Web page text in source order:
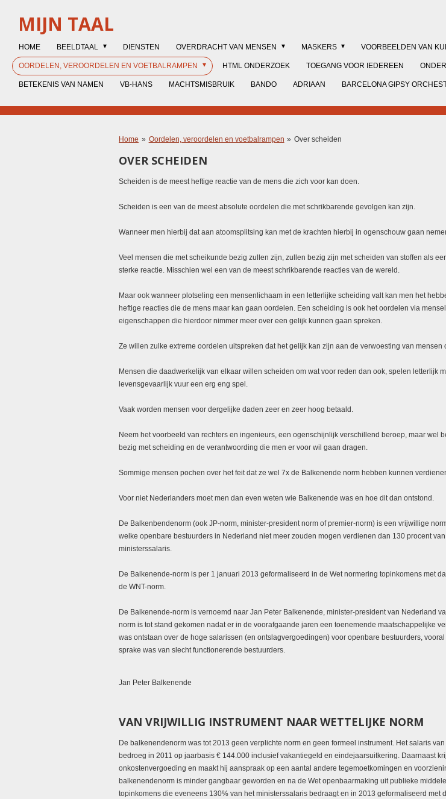
direct
hoofdinhoud
MIJN TAAL
HOME BEELDTAAL DIENSTEN OVERDRACHT VAN MENSEN MASKERS VOORBEELDEN VAN
OORDELEN, VEROORDELEN EN VOETBALRAMPEN HTML ONDERZOEK TOEGANG VOOR IEDEREEN
BETEKENIS VAN NAMEN VB-HANS MACHTSMISBRUIK BANDO ADRIAAN BARCELONA GIPSY
Home » Oordelen, veroordelen en voetbalrampen » Over scheiden
OVER SCHEIDEN
Scheiden is de meest heftige reactie van de mens die zich voor kan doen.
Scheiden is een van de meest absolute oordelen die met schrikbarende gevolgen kan zijn.
Wanneer men hierbij dat aan atoomsplitsing kan met de krachten hierbij in ogenschouw gaan
Veel mensen die met scheikunde bezig zullen zijn, zullen bezig zijn met scheiden van stoffen als
sterke reactie. Misschien wel een van de meest schrikbarende reacties van de wereld.
Maar ook wanneer plotseling een mensenlichaam in een letterlijke scheiding valt kan men het
heftige reacties die de mens maar kan gaan oordelen. Een scheiding is ook het oordelen via
eigenschappen die hierdoor nimmer meer over een gelijk kunnen gaan spreken.
Ze willen zulke extreme oordelen uitspreken dat het gelijk kan zijn aan de verwoesting van mensen
Mensen die daadwerkelijk van elkaar willen scheiden om wat voor reden dan ook, spelen letterlijk
levensgevaarlijk vuur een erg eng spel.
Vaak worden mensen voor dergelijke daden zeer en zeer hoog betaald.
Neem het voorbeeld van rechters en ingenieurs, een ogenschijnlijk verschillend beroep, maar wel
bezig met scheiding en de verantwoording die men er voor wil gaan dragen.
Sommige mensen pochen over het feit dat ze wel 7x de Balkenende norm hebben kunnen
Voor niet Nederlanders moet men dan even weten wie Balkenende was en hoe dit dan ontstond.
De Balkenbendenorm (ook JP-norm, minister-president norm of premier-norm) is een vrijwillige
welke openbare bestuurders in Nederland niet meer zouden mogen verdienen dan 130 procent
ministerssalaris.
De Balkenende-norm is per 1 januari 2013 geformaliseerd in de Wet normering topinkomens met
de WNT-norm.
De Balkenende-norm is vernoemd naar Jan Peter Balkenende, minister-president van Nederland
norm is tot stand gekomen nadat er in de voorafgaande jaren een toenemende maatschappelijke
was ontstaan over de hoge salarissen (en ontslagvergoedingen) voor openbare bestuurders,
sprake was van slecht functionerende bestuurders.
Jan Peter Balkenende
VAN VRIJWILLIG INSTRUMENT NAAR WETTELIJKE NORM
De balkenendenorm was tot 2013 geen verplichte norm en geen formeel instrument. Het salaris
bedroeg in 2011 op jaarbasis € 144.000 inclusief vakantiegeld en eindejaarsuitkering. Daarnaast
onkostenvergoeding en maakt hij aanspraak op een aantal andere tegemoetkomingen en
balkenendenorm is minder gangbaar geworden en na de Wet openbaarmaking uit publieke
topinkomens die eveneens 130% van het ministerssalaris bedraagt en in 2013 geformaliseerd met